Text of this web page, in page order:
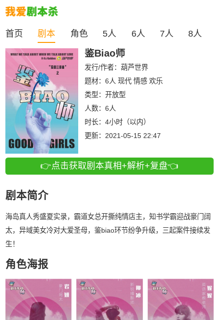
首页 剧本 角色 5人 6人 7人 8人
鉴Biao师
发行/作者： 葫芦世界
题材：6人 现代 情感 欢乐
类型： 开放型
人数： 6人
时长： 4小时（以内）
更新： 2021-05-15 22:47
👉点击获取剧本真相+解析+复盘👈
剧本简介
海岛真人秀盛夏实录，霸道女总开撕纯情店主，知书学霸迎战豪门阔
太，异域美女冷对大爱圣母，鉴biao环节纷争升级，三起案件接续发
生！
角色海报